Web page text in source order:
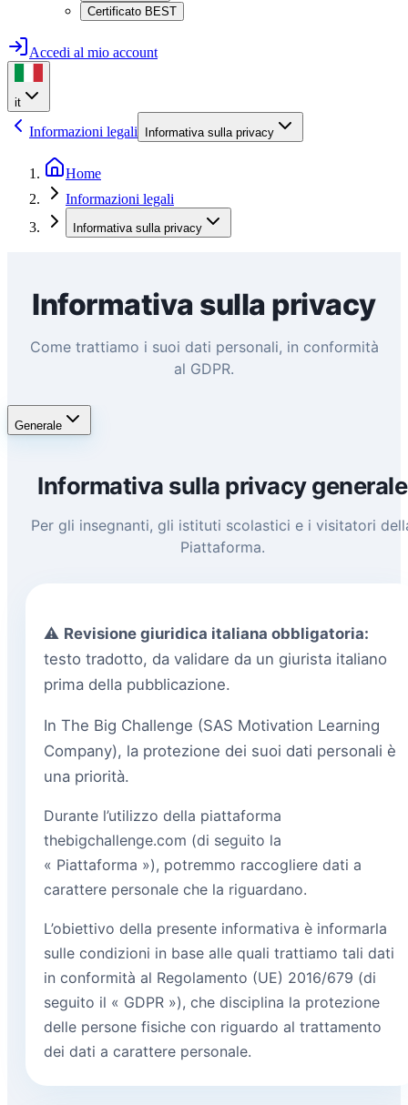
Certificato BEST
Accedi al mio account
it
Informazioni legali Informativa sulla privacy
Home
Informazioni legali
Informativa sulla privacy
Informativa sulla privacy
Come trattiamo i suoi dati personali, in conformità
al GDPR.
Generale
Informativa sulla privacy generale
Per gli insegnanti, gli istituti scolastici e i visitatori
Piattaforma.
⚠️ Revisione giuridica italiana obbligatoria:
testo tradotto, da validare da un giurista italiano
prima della pubblicazione.
In The Big Challenge (SAS Motivation Learning
Company), la protezione dei suoi dati personali è
una priorità.
Durante l’utilizzo della piattaforma
thebigchallenge.com (di seguito la
« Piattaforma »), potremmo raccogliere dati a
carattere personale che la riguardano.
L’obiettivo della presente informativa è informarla
sulle condizioni in base alle quali trattiamo tali dati
in conformità al Regolamento (UE) 2016/679 (di
seguito il « GDPR »), che disciplina la protezione
delle persone fisiche con riguardo al trattamento
dei dati a carattere personale.